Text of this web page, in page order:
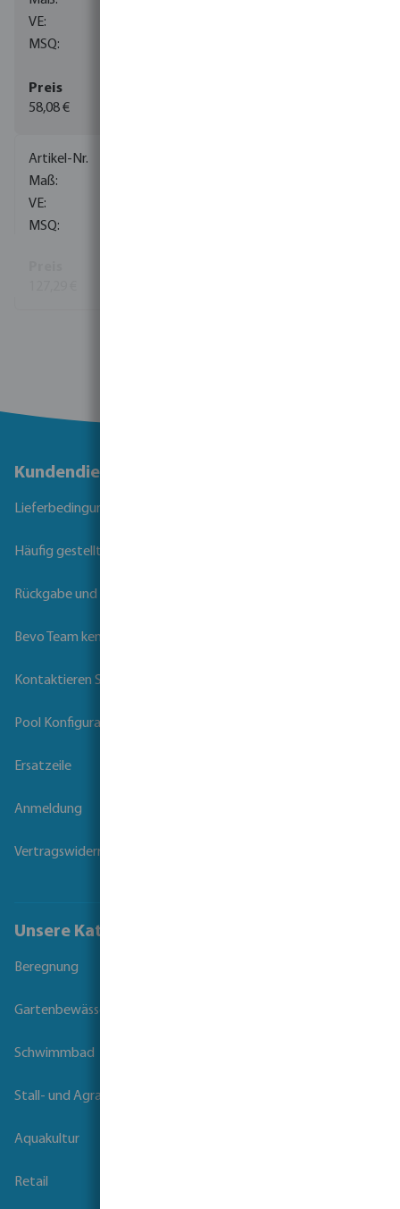
58,08 €
Kundendienst
Lieferbedingungen
Häufig gestellte Fragen
Rückgabe und Garantie
Bevo Team kennenlernen
Kontaktieren Sie uns
Pool Konfigurator
Ersatzeile
Anmeldung
Vertragswiderruf
Unsere Kataloge
Beregnung
Gartenbewässerung
Schwimmbad
Stall- und Agrartechnik
Aquakultur
Retail